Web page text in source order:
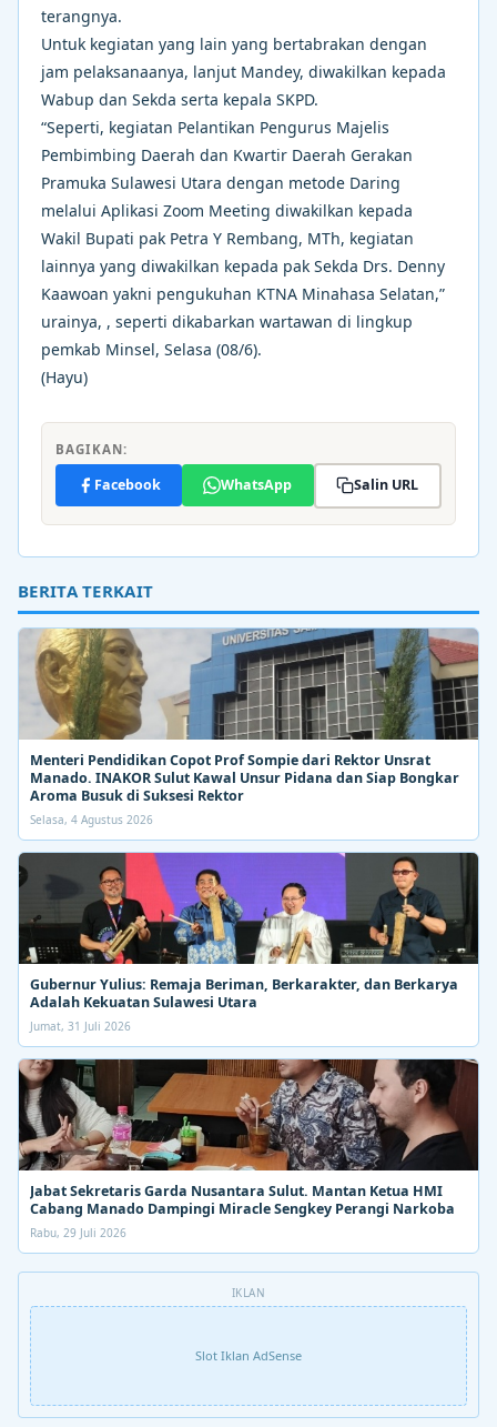
terangnya.
Untuk kegiatan yang lain yang bertabrakan dengan
jam pelaksanaanya, lanjut Mandey, diwakilkan kepada
Wabup dan Sekda serta kepala SKPD.
“Seperti, kegiatan Pelantikan Pengurus Majelis
Pembimbing Daerah dan Kwartir Daerah Gerakan
Pramuka Sulawesi Utara dengan metode Daring
melalui Aplikasi Zoom Meeting diwakilkan kepada
Wakil Bupati pak Petra Y Rembang, MTh, kegiatan
lainnya yang diwakilkan kepada pak Sekda Drs. Denny
Kaawoan yakni pengukuhan KTNA Minahasa Selatan,”
urainya, , seperti dikabarkan wartawan di lingkup
pemkab Minsel, Selasa (08/6).
(Hayu)
BAGIKAN:
Facebook WhatsApp Salin URL
BERITA TERKAIT
Menteri Pendidikan Copot Prof Sompie dari Rektor Unsrat
Manado. INAKOR Sulut Kawal Unsur Pidana dan Siap Bongkar
Aroma Busuk di Suksesi Rektor
Selasa, 4 Agustus 2026
Gubernur Yulius: Remaja Beriman, Berkarakter, dan Berkarya
Adalah Kekuatan Sulawesi Utara
Jumat, 31 Juli 2026
Jabat Sekretaris Garda Nusantara Sulut. Mantan Ketua HMI
Cabang Manado Dampingi Miracle Sengkey Perangi Narkoba
Rabu, 29 Juli 2026
IKLAN
Slot Iklan AdSense